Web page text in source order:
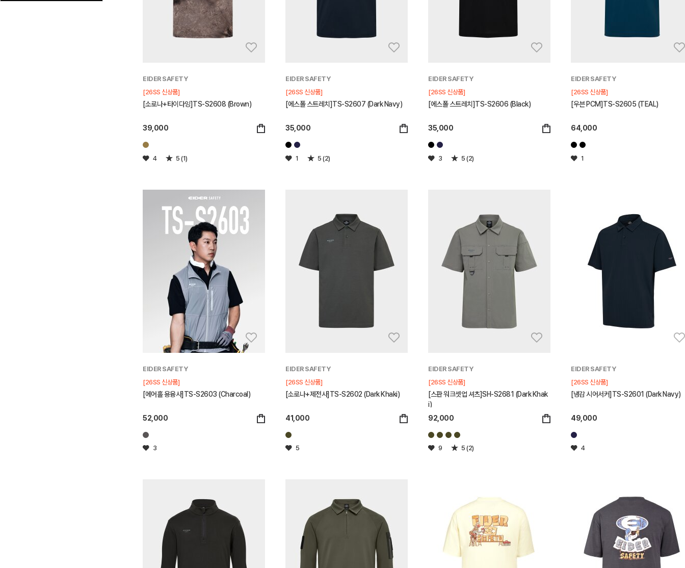
EIDER SAFETY
[26SS 신상품]
[소로나+타이다잉]TS-S2608 (Brown)
39,000
4 5 (1)
EIDER SAFETY
[26SS 신상품]
[에스폴 스트레치]TS-S2607 (Dark Navy)
35,000
1 5 (2)
EIDER SAFETY
[26SS 신상품]
[에스폴 스트레치]TS-S2606 (Black)
35,000
3 5 (2)
EIDER SAFETY
[26SS 신상품]
[우븐 PCM]TS-S2605 (TEAL)
64,000
1
EIDER SAFETY
[26SS 신상품]
[에어홀 용융사]TS-S2603 (Charcoal)
52,000
3
EIDER SAFETY
[26SS 신상품]
[소로나+제전사]TS-S2602 (Dark Khaki)
41,000
5
EIDER SAFETY
[26SS 신상품]
[스판 워크셋업 셔츠]SH-S2681 (Dark Khak
i)
92,000
9 5 (2)
EIDER SAFETY
[26SS 신상품]
[냉감 시어서커]TS-S2601 (Dark Navy)
49,000
4